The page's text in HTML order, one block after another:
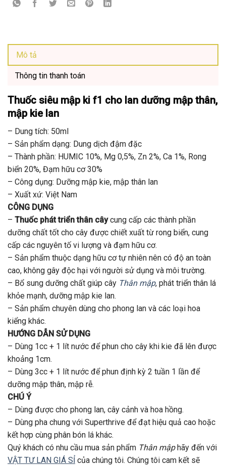
Mô tả
Thông tin thanh toán
Thuốc siêu mập ki f1 cho lan dưỡng mập thân,
mập kie lan
– Dung tích: 50ml
– Sản phẩm dạng: Dung dịch đậm đặc
– Thành phần: HUMIC 10%, Mg 0,5%, Zn 2%, Ca 1%, Rong
biển 20%, Đạm hữu cơ 30%
– Công dụng: Dưỡng mập kie, mập thân lan
– Xuất xứ: Việt Nam
CÔNG DỤNG
– Thuốc phát triển thân câycung cấp các thành phần
dưỡng chất tốt cho cây được chiết xuất từ rong biển, cung
cấp các nguyên tố vi lượng và đạm hữu cơ.
– Sản phẩm thuộc dạng hữu cơ tự nhiên nên có độ an toàn
cao, không gây độc hại với người sử dụng và môi trường.
– Bổ sung dưỡng chất giúp cây Thân mập, phát triển thân lá
khỏe mạnh, dưỡng mập kie lan.
– Sản phẩm chuyên dùng cho phong lan và các loại hoa
kiểng khác.
HƯỚNG DẪN SỬ DỤNG
– Dùng 1cc + 1 lít nước để phun cho cây khi kie đã lên được
khoảng 1cm.
– Dùng 3cc + 1 lít nước để phun định kỳ 2 tuần 1 lần để
dưỡng mập thân, mập rễ.
CHÚ Ý
– Dùng được cho phong lan, cây cảnh và hoa hồng.
– Dùng pha chung với Superthrive để đạt hiệu quả cao hoặc
kết hợp cùng phân bón lá khác.
Quý khách có nhu cầu mua sản phẩm Thân mậphãy đến với
VẬT TƯ LAN GIÁ SỈ của chúng tôi. Chúng tôi cam kết sẽ